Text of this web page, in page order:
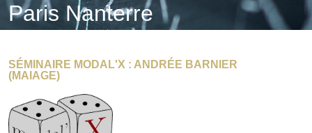
Paris Nanterre
SÉMINAIRE MODAL'X : ANDRÉE BARNIER
(MAIAGE)